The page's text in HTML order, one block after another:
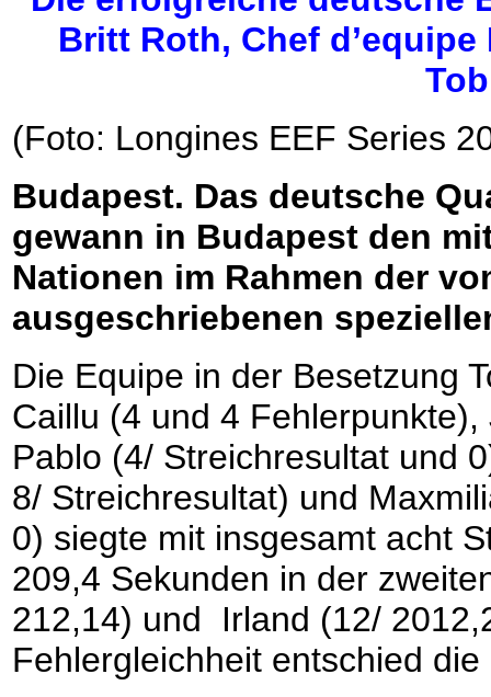
Britt Roth, Chef
(Foto: Longines EEF Series
Budapest. Das deutsche
gewann in Budapest den
Nationen im Rahmen der
ausgeschriebenen
Die Equipe in der Besetzung
Caillu (4 und 4
Pablo (4/ Streichresultat und
8/ Streichresultat) und
0) siegte mit insgesamt acht
209,4 Sekunden in der
212,14) und Irland (12/
Fehlergleichheit entschied